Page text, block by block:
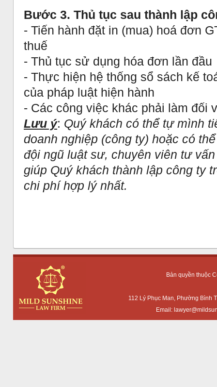
Bước 3. Thủ tục sau thành lập
- Tiến hành đặt in (mua) hoá đơn
thuế
- Thủ tục sử dụng hóa đơn lần đầu
- Thực hiện hệ thống sổ sách kế
của pháp luật hiện hành
- Các công việc khác phải làm
Lưu ý: Quý khách có thể tự mình
doanh nghiệp (công ty) hoặc có
đội ngũ luật sư, chuyên viên tư
giúp Quý khách thành lập công ty
chi phí hợp lý nhất.
Bản quyền thuộc
112 Lý Phục Man, Phường Bình
Email: